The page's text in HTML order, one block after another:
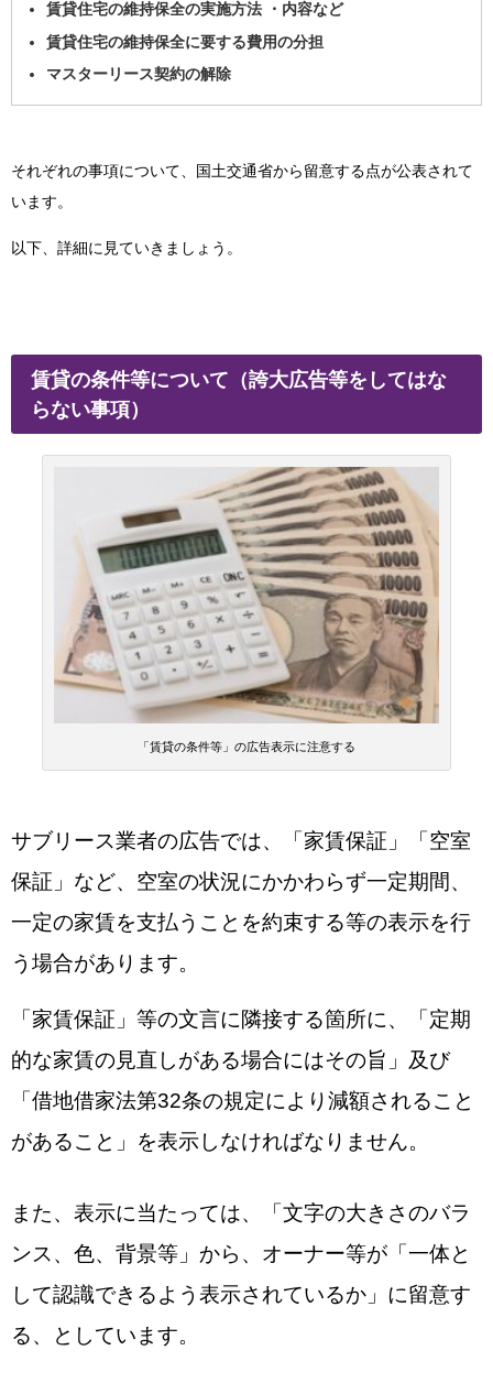
賃貸住宅の維持保全の実施方法 ・内容など
賃貸住宅の維持保全に要する費用の分担
マスターリース契約の解除
それぞれの事項について、国土交通省から留意する点が公表されて
います。
以下、詳細に見ていきましょう。
賃貸の条件等について（誇大広告等をしてはな
らない事項）
「賃貸の条件等」の広告表示に注意する
サブリース業者の広告では、「家賃保証」「空室
保証」など、 空室の状況にかかわらず一定期間、
一定の家賃を支払うことを約束する等の表示を行
う場合があります。
「 家賃保証」等の文言に隣接する箇所に、「 定期
的な家賃の見直しがある場合にはその旨」及び
「借地借家法第32条の規定により減額されること
があること」を表示しなければなりません。
また、表示に当たっては、「文字の大きさのバラ
ンス、色、背景等」から、 オーナー等が「一体と
して認識できるよう表示されているか」に留意す
る、としています。